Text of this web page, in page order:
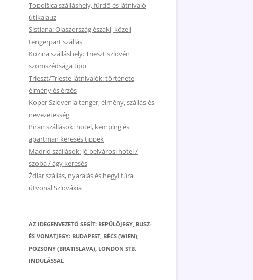
Topolšica szálláshely, fürdő és látnivaló
útikalauz
Sistiana: Olaszország északi, közeli
tengerpart szállás
Kozina szálláshely: Trieszt szlovén
szomszédsága tipp
Trieszt/Trieste látnivalók: története,
élmény és érzés
Koper Szlovénia tenger, élmény, szállás és
nevezetesség
Piran szállások: hotel, kemping és
apartman keresés tippek
Madrid szállások: jó belvárosi hotel /
szoba / ágy keresés
Ždiar szállás, nyaralás és hegyi túra
útvonal Szlovákia
AZ IDEGENVEZETŐ SEGÍT: REPÜLŐJEGY, BUSZ-
ÉS VONATJEGY: BUDAPEST, BÉCS (WIEN),
POZSONY (BRATISLAVA), LONDON STB.
INDULÁSSAL